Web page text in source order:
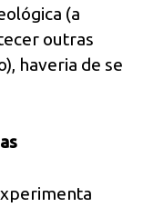
(a
outras
haveria de se